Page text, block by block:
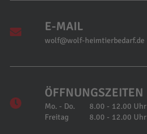
E-MAIL
wolf@wolf-heimtierbedarf.de
ÖFFNUNGSZEITEN
Mo. - Do. 8.00 - 12.00 Uhr
Freitag
8.00 - 12.00 Uhr